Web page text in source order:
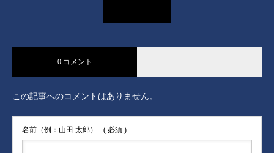
0 コメント
この記事へのコメントはありません。
名前（例：山田 太郎） ( 必須 )